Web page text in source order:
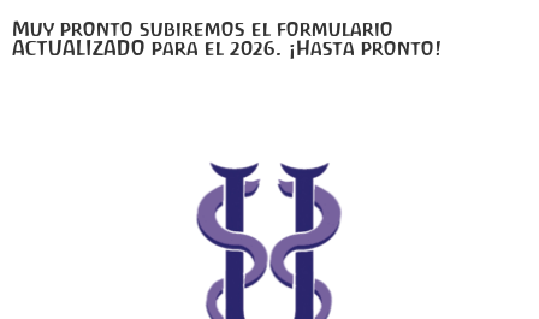
Muy pronto subiremos el formulario
ACTUALIZADO para el 2026. ¡Hasta pronto!